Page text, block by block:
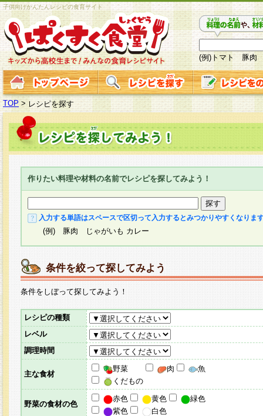
子供向けかんたんレシピの食育サイト
(例)トマト 豚肉
TOP > レシピを探す
作りたい料理や材料の名前でレシピを探してみよう！
入力する単語はスペースで区切って入力するとみつかりやすくなりま
(例) 豚肉 じゃがいも カレー
条件を絞って探してみよう
条件をしぼって探してみよう！
レシピの種類
レベル
調理時間
主な食材
野菜 肉
魚
くだもの
野菜の食材の色
赤色 黄色
緑色
紫色
白色